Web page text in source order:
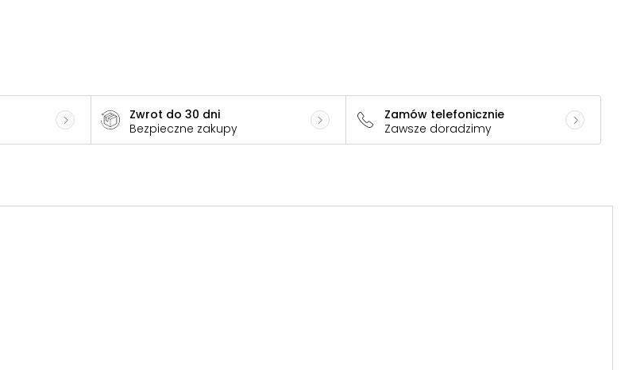
Zwrot do 30 dni
Bezpieczne zakupy
Zamów telefonicznie
Zawsze doradzimy